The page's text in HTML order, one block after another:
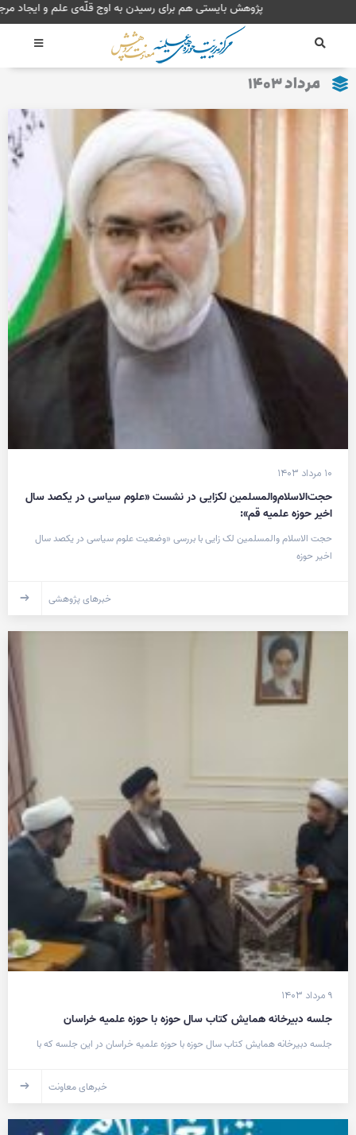
به
پژوهش بایستی هم برای
مرداد ۱۴۰۳
۱۰ مرداد ۱۴۰۳
حجت‌الاسلام‌والمسلمین لکزایی در نشست «علوم سیاسی در یکصد سال
اخیر حوزه علمیه قم»:
حجت الاسلام والمسلمین لک زایی با بررسی «وضعیت علوم سیاسی در یکصد سال
اخیر حوزه
خبرهای پژوهشی
۹ مرداد ۱۴۰۳
جلسه دبیرخانه همایش کتاب سال حوزه با حوزه علمیه خراسان
جلسه دبیرخانه همایش کتاب سال حوزه با حوزه علمیه خراسان در این جلسه که با
خبرهای معاونت